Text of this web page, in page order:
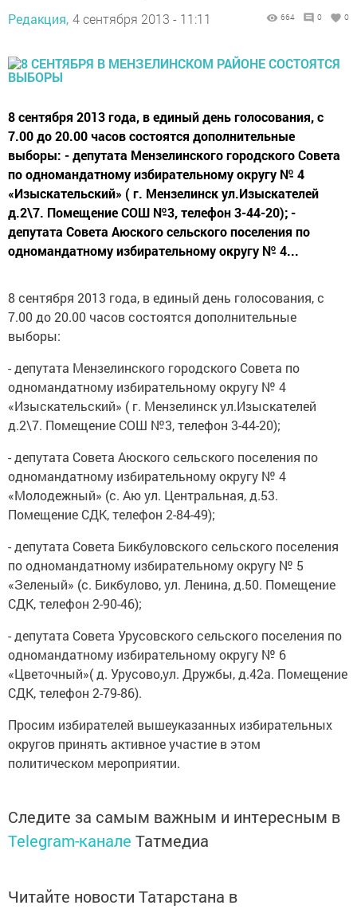
Редакция, 4 сентября 2013 - 11:11 664 0 0
8 сентября 2013 года, в единый день голосования, с
7.00 до 20.00 часов состоятся дополнительные
выборы: - депутата Мензелинского городского Совета
по одномандатному избирательному округу № 4
«Изыскательский» ( г. Мензелинск ул.Изыскателей
д.2\7. Помещение СОШ №3, телефон 3-44-20); -
депутата Совета Аюского сельского поселения по
одномандатному избирательному округу № 4...
8 сентября 2013 года, в единый день голосования, с
7.00 до 20.00 часов состоятся дополнительные
выборы:
- депутата Мензелинского городского Совета по
одномандатному избирательному округу № 4
«Изыскательский» ( г. Мензелинск ул.Изыскателей
д.2\7. Помещение СОШ №3, телефон 3-44-20);
- депутата Совета Аюского сельского поселения по
одномандатному избирательному округу № 4
«Молодежный» (с. Аю ул. Центральная, д.53.
Помещение СДК, телефон 2-84-49);
- депутата Совета Бикбуловского сельского поселения
по одномандатному избирательному округу № 5
«Зеленый» (с. Бикбулово, ул. Ленина, д.50. Помещение
СДК, телефон 2-90-46);
- депутата Совета Урусовского сельского поселения по
одномандатному избирательному округу № 6
«Цветочный»( д. Урусово,ул. Дружбы, д.42а. Помещение
СДК, телефон 2-79-86).
Просим избирателей вышеуказанных избирательных
округов принять активное участие в этом
политическом мероприятии.
Следите за самым важным и интересным в
Telegram-канале Татмедиа
Читайте новости Татарстана в